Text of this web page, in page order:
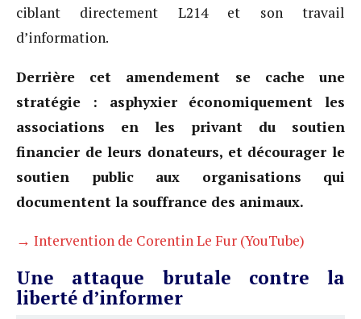
ciblant directement L214 et son travail
d’information.
Derrière cet amendement se cache une
stratégie : asphyxier économiquement les
associations en les privant du soutien
financier de leurs donateurs, et décourager le
soutien public aux organisations qui
documentent la souffrance des animaux.
→ Intervention de Corentin Le Fur (YouTube)
Une attaque brutale contre la
liberté d’informer